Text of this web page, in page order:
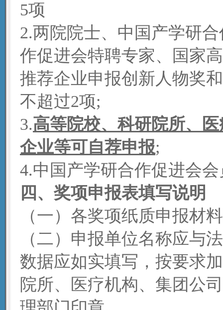
5项
2.两院院士、中国产学研
作促进会特聘专家、国家
推荐企业申报创新人物奖
不超过2项;
3.高等院校、科研院所、
企业等可自荐申报;
4.中国产学研合作促进会
四 、奖项申报表填写说明
（一）各奖项纸质申报材
（二）申报单位名称应与
数据应如实填写，按要求
院所、医疗机构、集团公